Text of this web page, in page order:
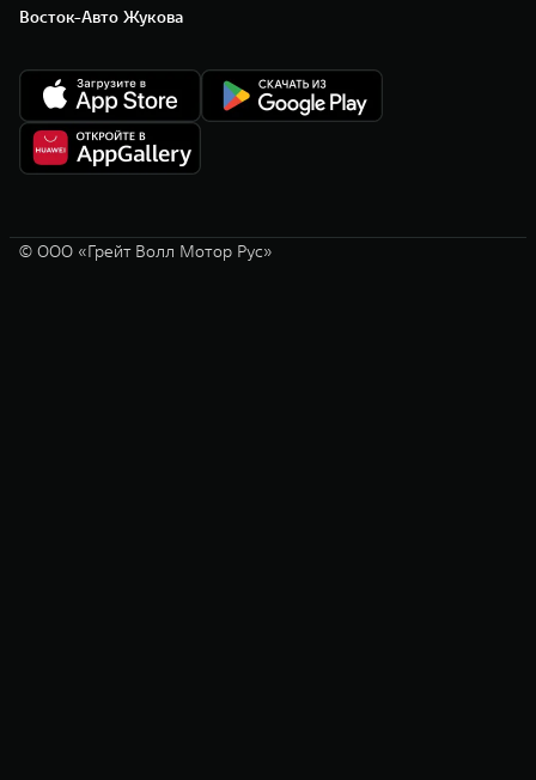
Восток-Авто Жукова
© ООО «Грейт Волл Мотор Рус»